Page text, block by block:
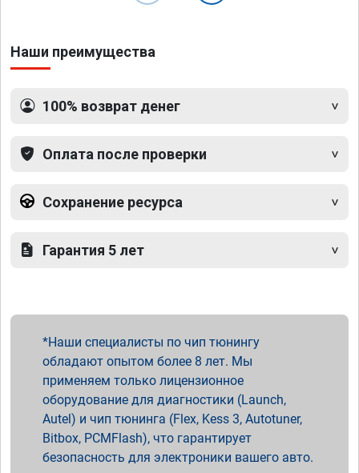
Наши преимущества
100% возврат денег
Оплата после проверки
Сохранение ресурса
Гарантия 5 лет
Наши специалисты по чип тюнингу
обладают опытом более 8 лет. Мы
применяем только лицензионное
оборудование для диагностики (Launch,
Autel) и чип тюнинга (Flex, Kess 3, Autotuner,
Bitbox, PCMFlash), что гарантирует
безопасность для электроники вашего авто.